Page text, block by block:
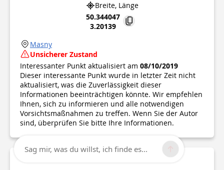
Breite, Länge
50.344047
3.20139
Masny
Unsicherer Zustand
Interessanter Punkt aktualisiert am 08/10/2019
Dieser interessante Punkt wurde in letzter Zeit nicht
aktualisiert, was die Zuverlässigkeit dieser
Informationen beeinträchtigen könnte. Wir empfehlen
Ihnen, sich zu informieren und alle notwendigen
Vorsichtsmaßnahmen zu treffen. Wenn Sie der Autor
sind, überprüfen Sie bitte Ihre Informationen.
Sag mir, was du willst, ich finde es...